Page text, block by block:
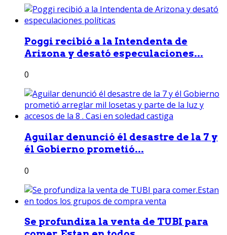
Poggi recibió a la Intendenta de
Arizona y desató especulaciones...
0
Aguilar denunció él desastre de la 7 y
él Gobierno prometió...
0
Se profundiza la venta de TUBI para